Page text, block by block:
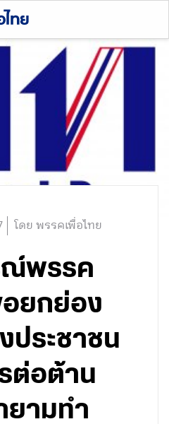
โดย พรรคเพื่อไทย
ณ์พรรค
อยกย่อง
ประชาชน
ต่อต้าน
ยามทำ